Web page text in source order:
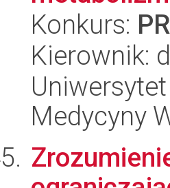
Konkurs:
Kierownik:
Medycyny